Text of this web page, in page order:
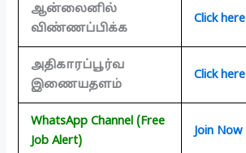
ஆன்லைனில்
விண்ணப்பிக்க
Click here
அதிகாரப்பூர்வ
இணையதளம்
Click here
WhatsApp Channel (Free
Job Alert)
Join Now